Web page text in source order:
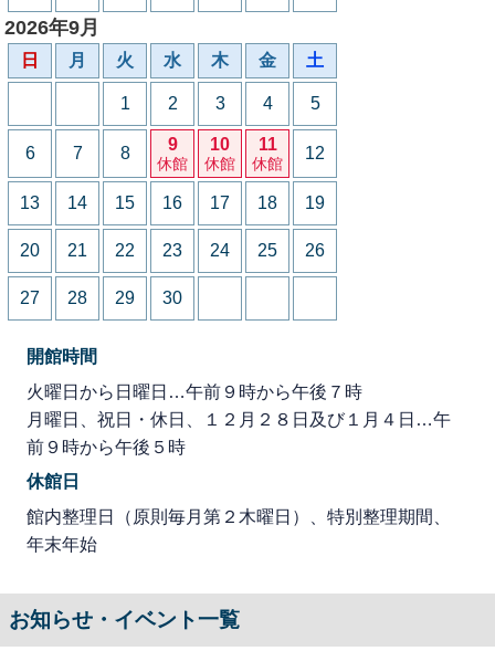
2026年9月
日 月 火 水 木 金 土
1 2 3 4 5
6 7 8 9
休館
10
休館
11
休館
12
13 14 15 16 17 18 19
20 21 22 23 24 25 26
27 28 29 30
開館時間
火曜日から日曜日…午前９時から午後７時
月曜日、祝日・休日、１２月２８日及び１月４日…午
前９時から午後５時
休館日
館内整理日（原則毎月第２木曜日）、特別整理期間、
年末年始
お知らせ・イベント一覧